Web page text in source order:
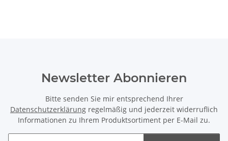
Newsletter Abonnieren
Bitte senden Sie mir entsprechend Ihrer
Datenschutzerklärung regelmäßig und jederzeit widerruflich
Informationen zu Ihrem Produktsortiment per E-Mail zu.